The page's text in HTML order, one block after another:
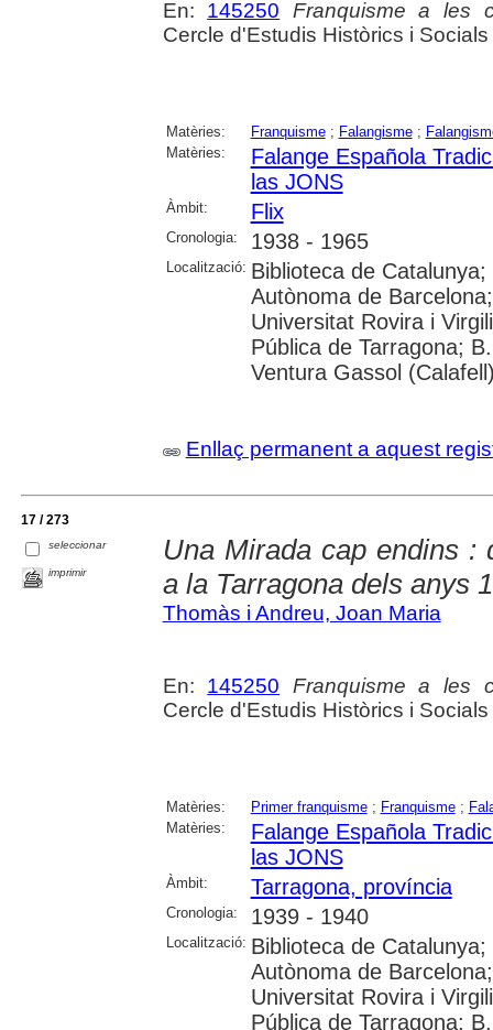
En: 145250
Franquisme a les
Cercle d'Estudis Històrics i
Matèries: Franquisme; Falangisme;
Matèries:
Falange Española
las JONS
Àmbit: Flix
Cronologia: 1938 - 1965
Localització: Biblioteca de
Autònoma de
Universitat Rovira i
Pública de Tarragona;
Ventura Gassol
Enllaç permanent a aquest
17 / 273
seleccionar
imprimir
Una Mirada cap endins :
a la Tarragona dels anys
Thomàs i Andreu, Joan Maria
En: 145250
Franquisme a les
Cercle d'Estudis Històrics i
Matèries: Primer franquisme; Franquisme;
Matèries:
Falange Española
las JONS
Àmbit: Tarragona, província
Cronologia: 1939 - 1940
Localització: Biblioteca de
Autònoma de
Universitat Rovira i
Pública de Tarragona;